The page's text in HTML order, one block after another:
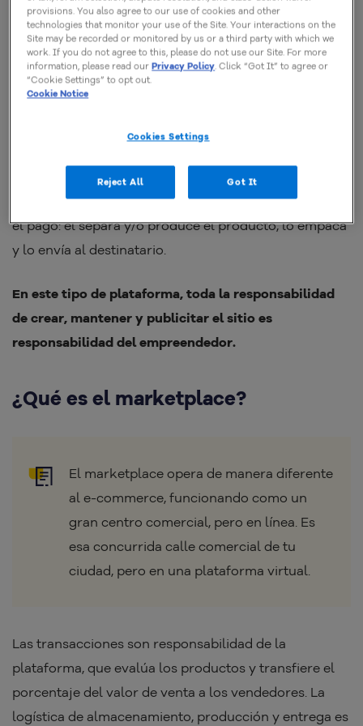
como las tiendas físicas de esa marca que
tanto te gusta. ?️
El e-commerce es ese sitio con el que ya estamos
acostumbrados a realizar acciones como buscar la
y esperar ansiosos la llegada del paquete. Para el
emprendedor, la acción comienza cuando se confirma
el pago: él separa y/o produce el producto, lo empaca
y lo envía al destinatario.
En este tipo de plataforma, toda la responsabilidad
de crear, mantener y publicitar el sitio es
responsabilidad del empreendedor.
¿Qué es el marketplace?
El marketplace opera de manera diferente
al e-commerce, funcionando como un
gran centro comercial, pero en línea. Es
esa concurrida calle comercial de tu
ciudad, pero en una plataforma virtual.
Las transacciones son responsabilidad de la
plataforma, que evalúa los productos y transfiere el
porcentaje del valor de venta a los vendedores. La
logística de almacenamiento, producción y entrega es
provisions. You also agree to our use of cookies and other
technologies that monitor your use of the Site. Your interactions on the
Site may be recorded or monitored by us or a third party with which we
work. If you do not agree to this, please do not use our Site. For more
information, please read ourPrivacy Policy. Click “Got It” to agree or
“Cookie Settings” to opt out.
Cookie Notice
Cookies Settings
Reject All Got It